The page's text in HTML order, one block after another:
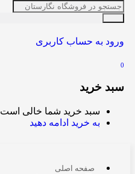
ورود به حساب کاربری
0
سبد خرید
سبد خرید شما خالی است
به خرید ادامه دهید
صفحه اصلی